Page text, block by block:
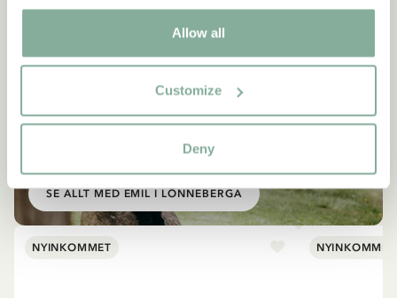
Allow all
Customize
Deny
EMIL I LÖNNEBERGA
SE ALLT MED EMIL I LÖNNEBERGA
NYINKOMMET NYINKOMMET